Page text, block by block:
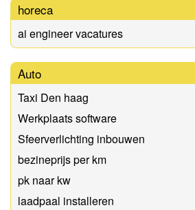
horeca
ai engineer vacatures
Auto
Taxi Den haag
Werkplaats software
Sfeerverlichting inbouwen
bezineprijs per km
pk naar kw
laadpaal installeren